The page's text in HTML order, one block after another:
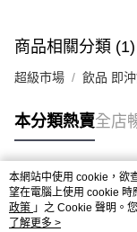
每筆HK$50.00，滿
UNY 門市自取
商品相關分類 (1)
超級市場 飲品 即
本分類熱賣全店
熱門標籤
熱銷排行
本網站中使用 cookie，欲
望在電腦上使用 cookie 時
政策 」之 Cookie 聲明。
條款之 Cookie 聲明使用
了解更多 >